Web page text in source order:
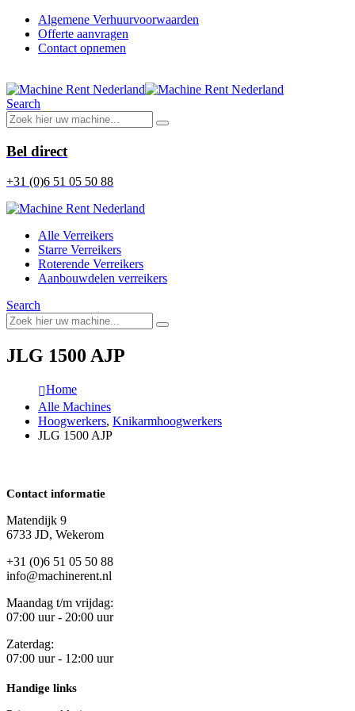
Algemene Verhuurvoorwaarden
Offerte aanvragen
Contact opnemen
Search
Bel direct
+31 (0)6 51 05 50 88
Alle Verreikers
Starre Verreikers
Roterende Verreikers
Aanbouwdelen verreikers
Search
JLG 1500 AJP
Home
Alle Machines
Hoogwerkers, Knikarmhoogwerkers
JLG 1500 AJP
Contact informatie
Matendijk 9
6733 JD, Wekerom
+31 (0)6 51 05 50 88
info@machinerent.nl
Maandag t/m vrijdag:
07:00 uur - 20:00 uur
Zaterdag:
07:00 uur - 12:00 uur
Handige links